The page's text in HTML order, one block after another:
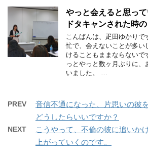
やっと会えると思って
ドタキャンされた時
こんばんは、疋田ゆかりで
忙で、会えないことが多い
けることもままならない
っとやっと数ヶ月ぶりに
いました。 …
PREV
音信不通になった、片思いの彼
どうしたらいいですか？
NEXT
こうやって、不倫の彼に追いか
上がっていくのです。